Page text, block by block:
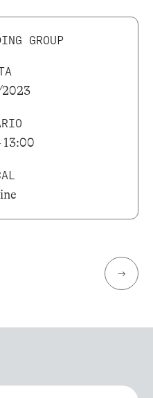
GROUP
13:00
→